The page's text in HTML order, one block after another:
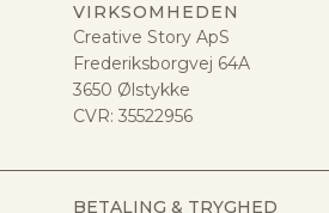
VIRKSOMHEDEN
Creative Story ApS
Frederiksborgvej 64A
3650 Ølstykke
CVR: 35522956
BETALING & TRYGHED